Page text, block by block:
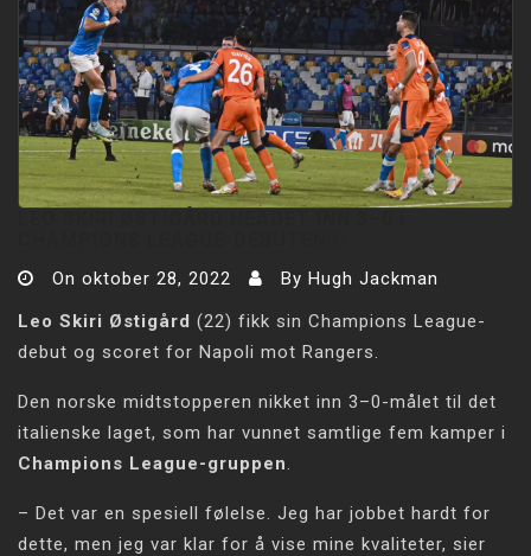
On oktober 28, 2022 By Hugh Jackman
Leo Skiri Østigård (22) fikk sin Champions League-
debut og scoret for Napoli mot Rangers.
Den norske midtstopperen nikket inn 3–0-målet til det
italienske laget, som har vunnet samtlige fem kamper i
Champions League-gruppen.
– Det var en spesiell følelse. Jeg har jobbet hardt for
dette, men jeg var klar for å vise mine kvaliteter, sier